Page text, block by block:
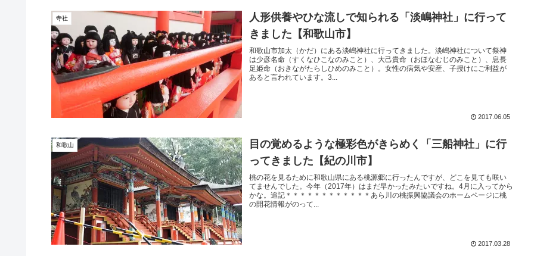
寺社
人形供養やひな流しで知られる「淡嶋神社」に行って
きました【和歌山市】
和歌山市加太（かだ）にある淡嶋神社に行ってきました。淡嶋神社について祭神
は少彦名命（すくなひこなのみこと）、大己貴命（おほなむじのみこと）、息長
足姫命（おきながたらしひめのみこと）。女性の病気や安産、子授けにご利益が
あると言われています。3...
2017.06.05
和歌山
目の覚めるような極彩色がきらめく「三船神社」に行
ってきました【紀の川市】
桃の花を見るために和歌山県にある桃源郷に行ったんですが、どこを見ても咲い
てませんでした。今年（2017年）はまだ早かったみたいですね。4月に入ってから
かな。追記＊＊＊＊＊＊＊＊＊＊＊＊あら川の桃振興協議会のホームページに桃
の開花情報がのって...
2017.03.28